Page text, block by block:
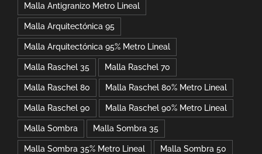
Malla Antigranizo Metro Lineal
Malla Arquitectónica 95
Malla Arquitectónica 95% Metro Lineal
Malla Raschel 35 Malla Raschel 70
Malla Raschel 80 Malla Raschel 80% Metro Lineal
Malla Raschel 90 Malla Raschel 90% Metro Lineal
Malla Sombra Malla Sombra 35
Malla Sombra 35% Metro Lineal Malla Sombra 50